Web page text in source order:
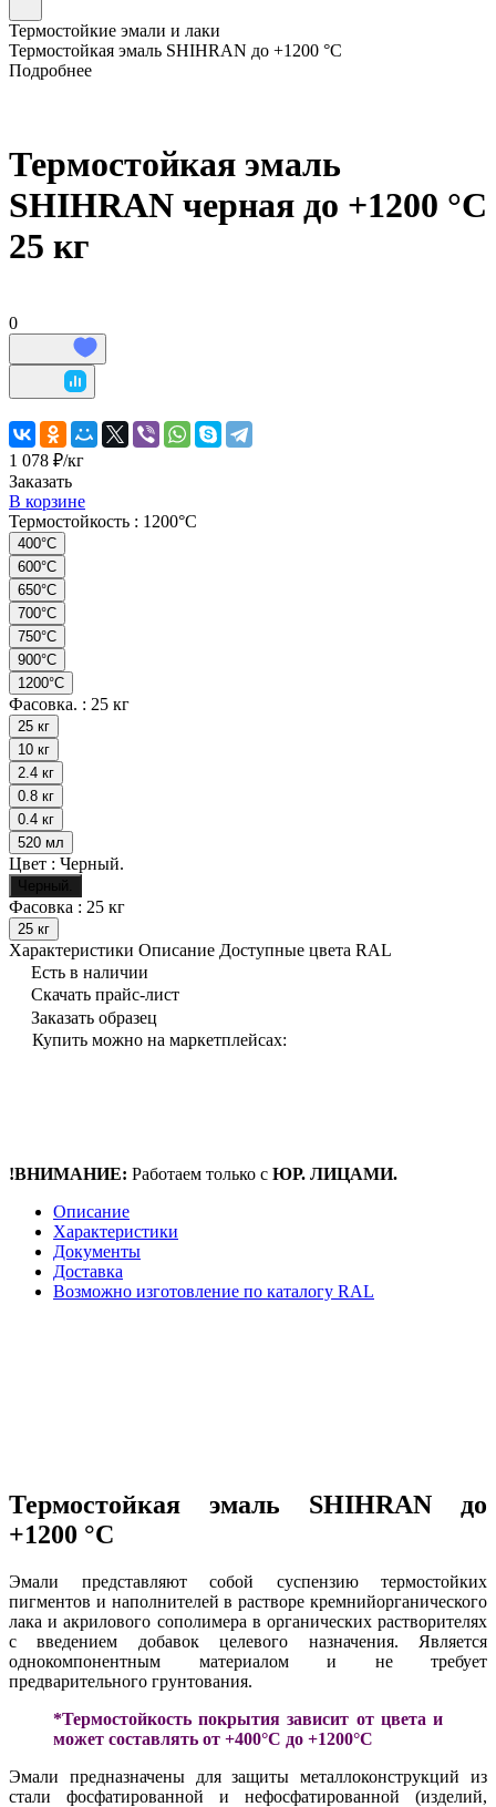
Термостойкие эмали и лаки
Термостойкая эмаль SHIHRAN до +1200 °C
Подробнее
Термостойкая эмаль
SHIHRAN черная до +1200 °C
25 кг
0
1 078 ₽/кг
Заказать
В корзине
Термостойкость : 1200°С
400°C
600°C
650°С
700°C
750°С
900°С
1200°С
Фасовка. : 25 кг
25 кг
10 кг
2.4 кг
0.8 кг
0.4 кг
520 мл
Цвет : Черный.
Черный.
Фасовка : 25 кг
25 кг
Характеристики Описание Доступные цвета RAL
Есть в наличии
Скачать прайс-лист
Заказать образец
Купить можно на маркетплейсах:
!ВНИМАНИЕ: Работаем только с ЮР. ЛИЦАМИ.
Описание
Характеристики
Документы
Доставка
Возможно изготовление по каталогу RAL
Термостойкая эмаль SHIHRAN до
+1200 °C
Эмали представляют собой суспензию термостойких
пигментов и наполнителей в растворе кремнийорганического
лака и акрилового сополимера в органических растворителях
с введением добавок целевого назначения. Является
однокомпонентным материалом и не требует
предварительного грунтования.
*Термостойкость покрытия зависит от цвета и
может составлять от +400°С до +1200°С
Эмали предназначены для защиты металлоконструкций из
стали фосфатированной и нефосфатированной (изделий,